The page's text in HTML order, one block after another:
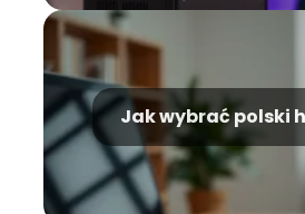
Jak wybrać polski